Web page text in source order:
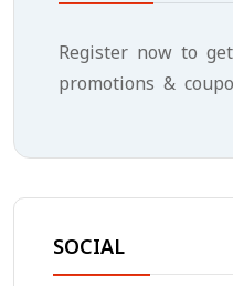
Register now to
promotions &
SOCIAL